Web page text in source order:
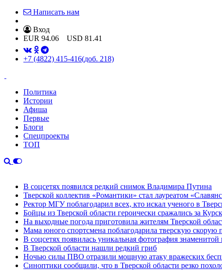
Написать нам
Вход
EUR 94.06 USD 81.41
+7 (4822) 415-416(доб. 218)
Политика
Истории
Афиша
Первые
Блоги
Спецпроекты
ТОП
В соцсетях появился редкий снимок Владимира Путина
Тверской коллектив «Романтики» стал лауреатом
Ректор МГУ поблагодарил всех, кто искал ученого в
Бойцы из Тверской области героически сражались за
На выходные погода приготовила жителям Тверской
Мама юного спортсмена поблагодарила тверскую скорую
В соцсетях появилась уникальная фотография знаменитой
В Тверской области нашли редкий гриб
Ночью силы ПВО отразили мощную атаку вражеских
Синоптики сообщили, что в Тверской области резко